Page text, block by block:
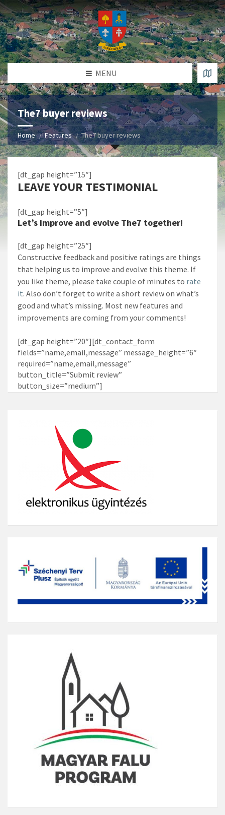
MENU
The7 buyer reviews
Home Features The7 buyer reviews
[dt_gap height=”15″]
LEAVE YOUR TESTIMONIAL
[dt_gap height=”5″]
Let’s improve and evolve The7 together!
[dt_gap height=”25″]
Сonstructive feedback and positive ratings are things
that helping us to improve and evolve this theme. If
you like theme, please take couple of minutes to rate
it. Also don’t forget to write a short review on what’s
good and what’s missing. Most new features and
improvements are coming from your comments!
[dt_gap height=”20″][dt_contact_form
fields=”name,email,message” message_height=”6″
required=”name,email,message”
button_title=”Submit review”
button_size=”medium”]